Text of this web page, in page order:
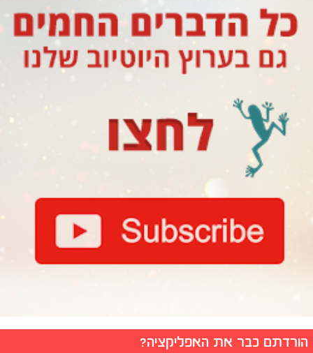
הורדתם כבר את האפליקציה?